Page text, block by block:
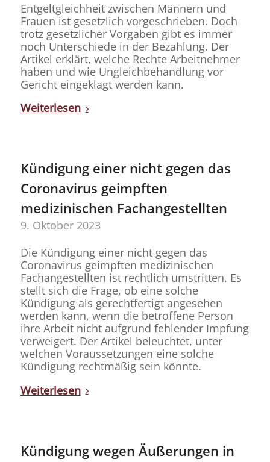
Entgeltgleichheit zwischen Männern und
Frauen ist gesetzlich vorgeschrieben. Doch
trotz gesetzlicher Vorgaben gibt es immer
noch Unterschiede in der Bezahlung. Der
Artikel erklärt, welche Rechte Arbeitnehmer
haben und wie Ungleichbehandlung vor
Gericht eingeklagt werden kann.
Weiterlesen
Kündigung einer nicht gegen das
Coronavirus geimpften
medizinischen Fachangestellten
9. Oktober 2023
Die Kündigung einer nicht gegen das
Coronavirus geimpften medizinischen
Fachangestellten ist rechtlich umstritten. Es
stellt sich die Frage, ob eine solche
Kündigung als gerechtfertigt angesehen
werden kann, wenn die betroffene Person
ihre Arbeit nicht aufgrund fehlender Impfung
verweigert. Der Artikel beleuchtet, unter
welchen Voraussetzungen eine solche
Kündigung rechtmäßig sein könnte.
Weiterlesen
Kündigung wegen Äußerungen in